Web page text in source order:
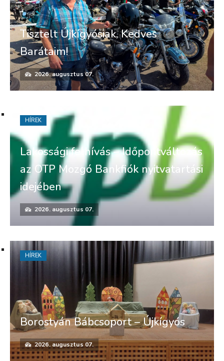
Tisztelt Újkígyósiak, Kedves
Barátaim!
2026. augusztus 07.
Lakossági felhívás – Időpontváltozás
az OTP Mozgó Bankfiók nyitvatartási
idejében
2026. augusztus 07.
HÍREK
Borostyán Bábcsoport – Újkígyós
2026. augusztus 07.
HÍREK